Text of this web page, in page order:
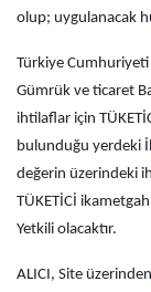
olup; uygulanacak
Türkiye Cumhuriyeti
Gümrük ve ticaret
ihtilaflar için
bulunduğu yerdeki
değerin üzerindeki
TÜKETİCİ
Yetkili olacaktır.
ALICI, Site